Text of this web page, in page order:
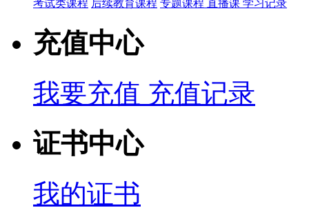
考试类课程 后续教育课程 专题课程 直播课 学习记录
充值中心
我要充值 充值记录
证书中心
我的证书